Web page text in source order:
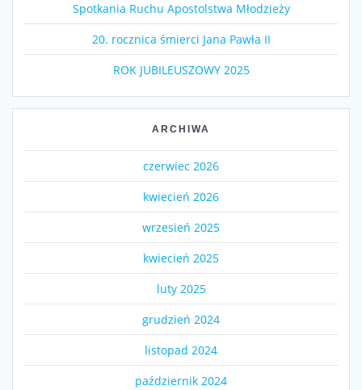
Spotkania Ruchu Apostolstwa Młodzieży
20. rocznica śmierci Jana Pawła II
ROK JUBILEUSZOWY 2025
ARCHIWA
czerwiec 2026
kwiecień 2026
wrzesień 2025
kwiecień 2025
luty 2025
grudzień 2024
listopad 2024
październik 2024